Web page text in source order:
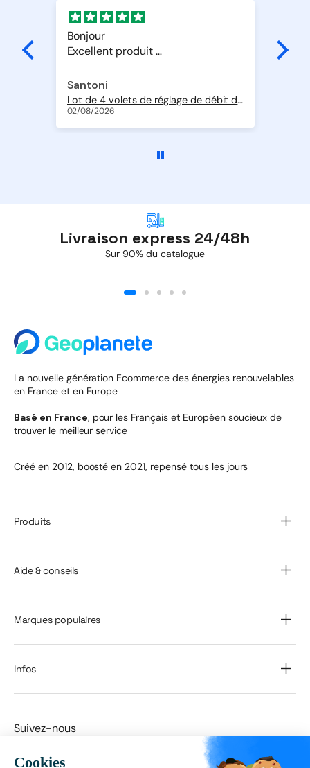
Bonjour
Excellent produit
Merci
Santoni
Lot de 4 volets de réglage de débit d'air en ABS de Ø 200 + 2 volets de Ø 250 mm
02/08/2026
Livraison express 24/48h
Sur 90% du catalogue
La nouvelle génération Ecommerce des énergies renouvelables
en France et en Europe
Basé en France, pour les Français et Européen soucieux de
trouver le meilleur service
Créé en 2012, boosté en 2021, repensé tous les jours
Produits
Aide & conseils
Marques populaires
Infos
Suivez-nous
Facebook
Instagram
TikTok